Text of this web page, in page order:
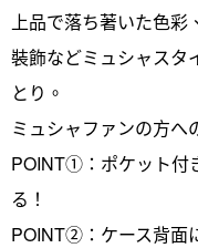
上品で落ち著いた色
裝飾などミュシャスタ
とり。
ミュシャファンの方へ
POINT①：ポケット付
る！
POINT②：ケース背面